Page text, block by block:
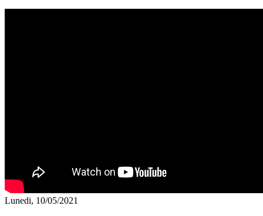
Lunedi, 10/05/2021